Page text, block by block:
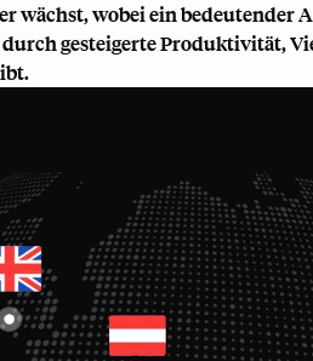
wächst, wobei ein bedeutender
gesteigerte Produktivität,